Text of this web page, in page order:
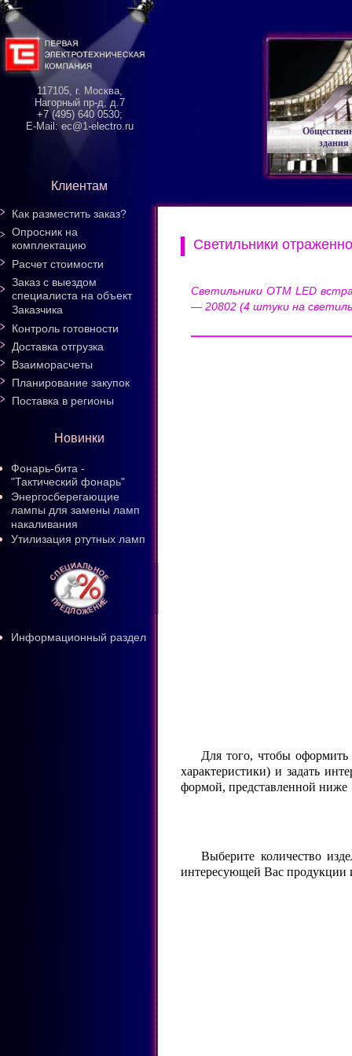
Светильники
Cветильники OTM LED
— 20802 (4 штуки на
Для того, чтобы оформить
характеристики) и задать
формой, представленной ниже
Выберите количество
интересующей Вас
Как разместить заказ?
Опросник на
комплектацию
Расчет стоимости
Заказ с выездом
специалиста на объект
Заказчика
Контроль готовности
Доставка отгрузка
Взаиморасчеты
Планирование закупок
Поставка в регионы
Новинки
Фонарь-бита -
"Тактический фонарь"
Энергосберегающие
лампы для замены ламп
накаливания
Утилизация ртутных ламп
Информационный раздел
117105, г. Москва,
Нагорный пр-д, д.7
+7 (495) 640 0530;
E-Mail: ec@1-electro.ru
Клиентам
здания